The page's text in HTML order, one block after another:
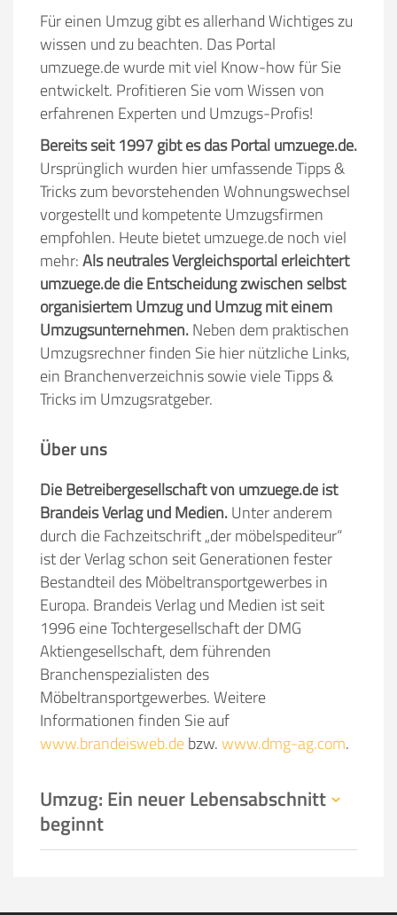
Für einen Umzug gibt es allerhand Wichtiges zu
wissen und zu beachten. Das Portal
umzuege.de wurde mit viel Know-how für Sie
entwickelt. Profitieren Sie vom Wissen von
erfahrenen Experten und Umzugs-Profis!
Bereits seit 1997 gibt es das Portal umzuege.de.
Ursprünglich wurden hier umfassende Tipps &
Tricks zum bevorstehenden Wohnungswechsel
vorgestellt und kompetente Umzugsfirmen
empfohlen. Heute bietet umzuege.de noch viel
mehr:Als neutrales Vergleichsportal erleichtert
umzuege.de die Entscheidung zwischen selbst
organisiertem Umzug und Umzug mit einem
Umzugsunternehmen.Neben dem praktischen
Umzugsrechner finden Sie hier nützliche Links,
ein Branchenverzeichnis sowie viele Tipps &
Tricks im Umzugsratgeber.
Über uns
Die Betreibergesellschaft von umzuege.de ist
Brandeis Verlag und Medien.Unter anderem
durch die Fachzeitschrift „der möbelspediteur“
ist der Verlag schon seit Generationen fester
Bestandteil des Möbeltransportgewerbes in
Europa. Brandeis Verlag und Medien ist seit
1996 eine Tochtergesellschaft der DMG
Aktiengesellschaft, dem führenden
Branchenspezialisten des
Möbeltransportgewerbes. Weitere
Informationen finden Sie auf
www.brandeisweb.debzw.www.dmg-ag.com.
Umzug: Ein neuer Lebensabschnitt
beginnt